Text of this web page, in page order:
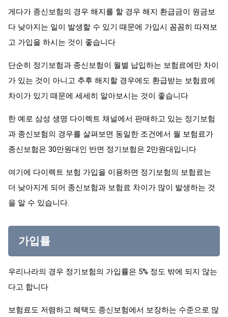
게다가 종신보험의 경우 해지를 할 경우 해지 환급금이 원금보
다 낮아지는 일이 발생할 수 있기 때문에 가입시 꼼꼼히 따져보
고 가입을 하시는 것이 좋습니다
단순히 정기보험과 종신보험이 월별 납입하는 보험료에만 차이
가 있는 것이 아니고 추후 해지할 경우에도 환급받는 보험료에
차이가 있기 때문에 세세히 알아보시는 것이 좋습니다
한 예로 삼성 생명 다이렉트 채널에서 판매하고 있는 정기보험
과 종신보험의 경우를 살펴보면 동일한 조건에서 월 보험료가
종신보험은 30만원대인 반면 정기보험은 2만원대입니다
여기에 다이렉트 보험 가입을 이용하면 정기보험의 보험료는
더 낮아지게 되어 종신보험과 보험료 차이가 많이 발생하는 것
을 알 수 있습니다.
가입률
우리나라의 경우 정기보험의 가입률은 5% 정도 밖에 되지 않는
다고 합니다
보험료도 저렴하고 혜택도 종신보험에서 보장하는 수준으로 많